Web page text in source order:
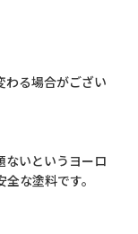
わる場合がござい
ないというヨーロ
な塗料です。